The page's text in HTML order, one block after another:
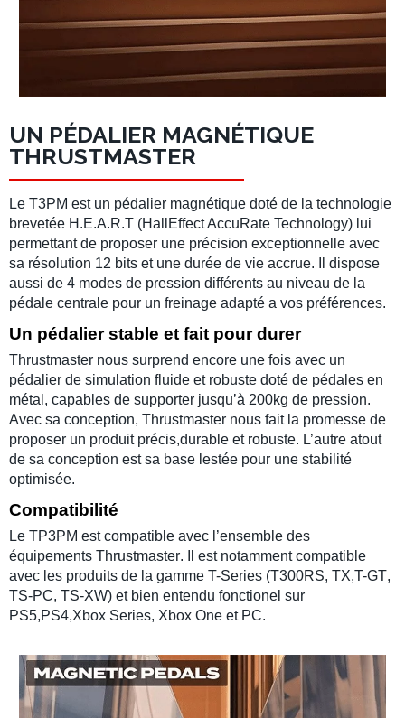
UN PÉDALIER MAGNÉTIQUE
THRUSTMASTER
Le T3PM est un pédalier magnétique doté de la technologie
brevetée H.E.A.R.T (HallEffect AccuRate Technology) lui
permettant de proposer une précision exceptionnelle avec
sa résolution 12 bits et une durée de vie accrue. Il dispose
aussi de 4 modes de pression différents au niveau de la
pédale centrale pour un freinage adapté a vos préférences.
Un pédalier stable et fait pour durer
Thrustmaster nous surprend encore une fois avec un
pédalier de simulation fluide et robuste doté de pédales en
métal, capables de supporter jusqu’à 200kg de pression.
Avec sa conception, Thrustmaster nous fait la promesse de
proposer un produit précis,durable et robuste. L’autre atout
de sa conception est sa base lestée pour une stabilité
optimisée.
Compatibilité
Le TP3PM est compatible avec l’ensemble des
équipements Thrustmaster. Il est notamment compatible
avec les produits de la gamme T-Series (T300RS, TX,T-GT,
TS-PC, TS-XW) et bien entendu fonctionel sur
PS5,PS4,Xbox Series, Xbox One et PC.